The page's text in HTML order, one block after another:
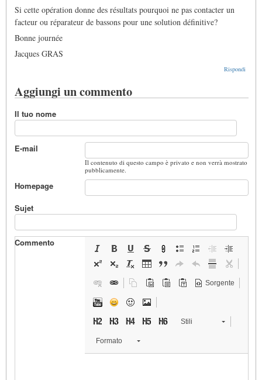
Si cette opération donne des résultats pourquoi ne pas contacter un
facteur ou réparateur de bassons pour une solution définitive?
Bonne journée
Jacques GRAS
Rispondi
Aggiungi un commento
Il tuo nome
E-mail
Il contenuto di questo campo è privato e non verrà mostrato
pubblicamente.
Homepage
Sujet
Commento
Sorgente
Stili
Formato